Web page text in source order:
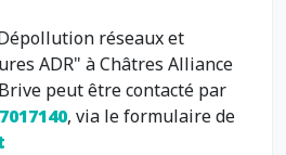
réseaux et
ADR" à Châtres Alliance
peut être contacté par
, via le formulaire de